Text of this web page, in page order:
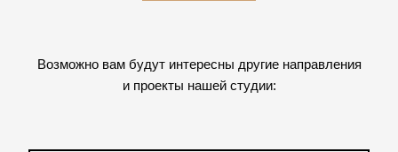
Возможно вам будут интересны другие направления
и проекты нашей студии: